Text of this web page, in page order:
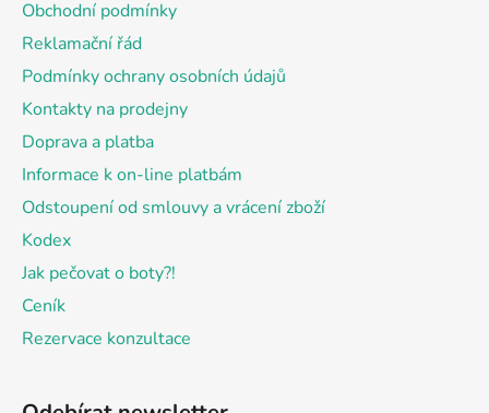
Obchodní podmínky
Reklamační řád
Podmínky ochrany osobních údajů
Kontakty na prodejny
Doprava a platba
Informace k on-line platbám
Odstoupení od smlouvy a vrácení zboží
Kodex
Jak pečovat o boty?!
Ceník
Rezervace konzultace